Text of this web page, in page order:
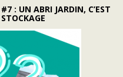
: UN ABRI JARDIN, C’EST